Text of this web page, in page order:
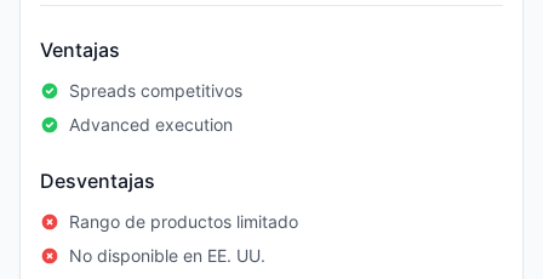
Ventajas
Spreads competitivos
Advanced execution
Desventajas
Rango de productos limitado
No disponible en EE. UU.